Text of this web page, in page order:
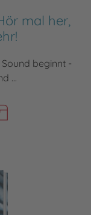
mal her,
beginnt -
...